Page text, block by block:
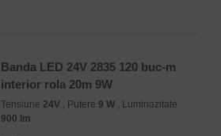
Banda LED 24V 2835 120 buc-m
interior rola 20m 9W
Tensiune 24V , Putere 9 W , Luminozitate
900 lm